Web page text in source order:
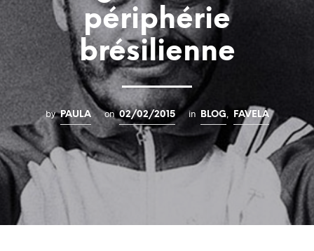
périphérie
brésilienne
by PAULA on 02/02/2015 in BLOG FAVELA